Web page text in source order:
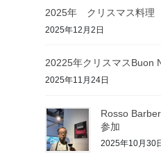
2025年 クリスマス料理
2025年12月2日
20225年クリスマスBuon
2025年11月24日
Rosso
参加
2025年10月30